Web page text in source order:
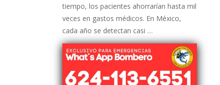
tiempo, los pacientes ahorrarían hasta mil
veces en gastos médicos. En México,
cada año se detectan casi …